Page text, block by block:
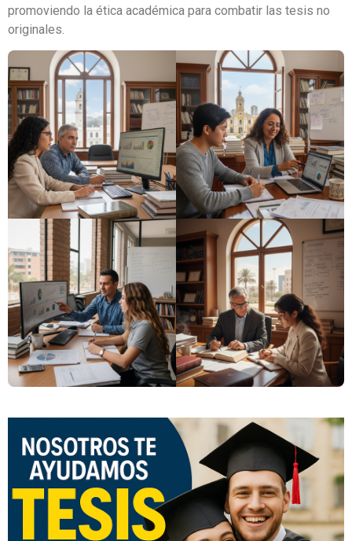
promoviendo la ética académica para combatir las tesis no
originales.